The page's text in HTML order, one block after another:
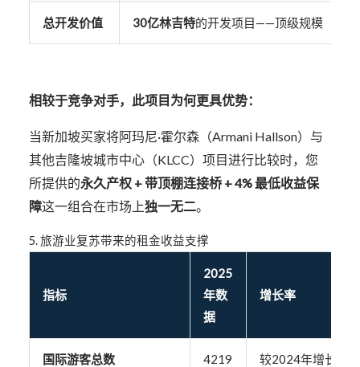
总开发价值 30亿林吉特的开发项目——顶级规模
相较于竞争对手，此项目为何更具优势：
当新加坡买家将阿玛尼·霍尔森（Armani Hallson）与
其他吉隆坡城市中心（KLCC）项目进行比较时，您
所提供的永久产权 + 带顶棚连接桥 + 4% 最低收益保
障这一组合在市场上独一无二。
5. 旅游业复苏带来的租金收益支撑
指标
2025
年数
据
增长率
国际游客总数
4219
较2024年增长